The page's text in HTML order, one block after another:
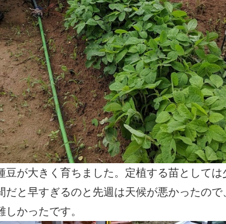
豆が大きく育ちました。定植する苗としては
だと早すぎるのと先週は天候が悪かったの
かったです。